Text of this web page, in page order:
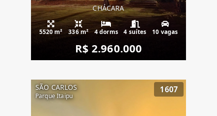
CHÁCARA
5520 m² 336 m² 4 dorms 4 suítes 10 vagas
R$ 2.960.000
SÃO CARLOS
Parque Itaipu
1607